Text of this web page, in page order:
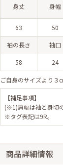
身丈 身幅
63 50
袖の長さ 袖口
58 24
ご自身のサイズより３
【補足事項】
(※1)肩幅は袖と身頃
※タグ表記は9R。
商品詳細情報